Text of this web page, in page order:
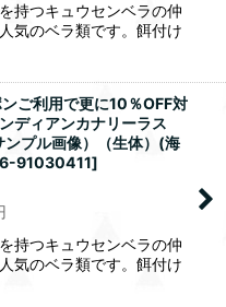
持つキュウセンベラの仲
気のベラ類です。餌付け
ンご利用で更に10％OFF対
ディアンカナリーラス
プル画像）（生体）(海
91030411]
持つキュウセンベラの仲
気のベラ類です。餌付け